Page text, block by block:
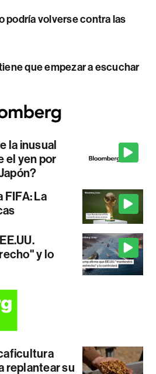
podría volverse contra las
que empezar a escuchar
la inusual
el yen por
FIFA: La
y lo
replantear su